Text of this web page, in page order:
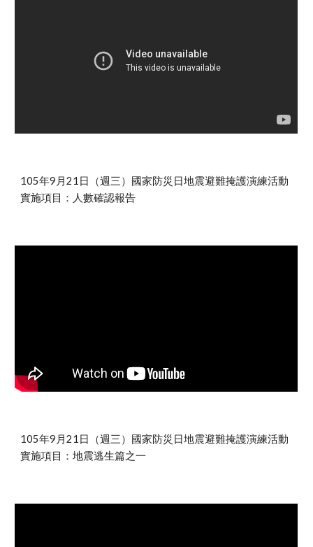
105年9月21日（週三）國家防災日地震避難掩護演練活動
實施項目：人數確認報告
105年9月21日（週三）國家防災日地震避難掩護演練活動
實施項目：地震逃生篇之一